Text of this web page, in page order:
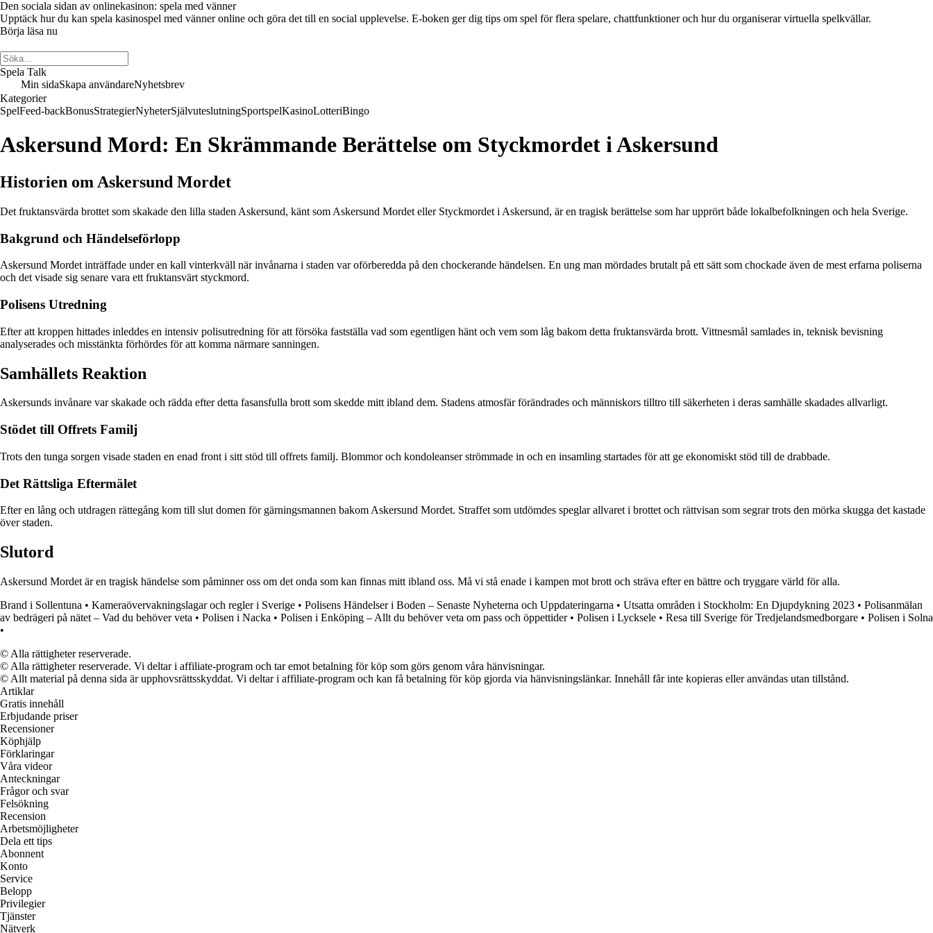
Den sociala sidan av onlinekasinon: spela med vänner
Upptäck hur du kan spela kasinospel med vänner online och göra det till en social upplevelse. E-boken ger dig tips om spel för flera spelare, chattfunktioner och hur du organiserar virtuella spelkvällar.
Börja läsa nu
Spela Talk
Min sidaSkapa användareNyhetsbrev
Kategorier
SpelFeed-backBonusStrategierNyheterSjälvuteslutningSportspelKasinoLotteriBingo
Askersund Mord: En Skrämmande Berättelse om Styckmordet i Askersund
Historien om Askersund Mordet
Det fruktansvärda brottet som skakade den lilla staden Askersund, känt som Askersund Mordet eller Styckmordet i Askersund, är en tragisk berättelse som har upprört både lokalbefolkningen och hela Sverige.
Bakgrund och Händelseförlopp
Askersund Mordet inträffade under en kall vinterkväll när invånarna i staden var oförberedda på den chockerande händelsen. En ung man mördades brutalt på ett sätt som chockade även de mest erfarna poliserna
och det visade sig senare vara ett fruktansvärt styckmord.
Polisens Utredning
Efter att kroppen hittades inleddes en intensiv polisutredning för att försöka fastställa vad som egentligen hänt och vem som låg bakom detta fruktansvärda brott. Vittnesmål samlades in, teknisk bevisning
analyserades och misstänkta förhördes för att komma närmare sanningen.
Samhällets Reaktion
Askersunds invånare var skakade och rädda efter detta fasansfulla brott som skedde mitt ibland dem. Stadens atmosfär förändrades och människors tilltro till säkerheten i deras samhälle skadades allvarligt.
Stödet till Offrets Familj
Trots den tunga sorgen visade staden en enad front i sitt stöd till offrets familj. Blommor och kondoleanser strömmade in och en insamling startades för att ge ekonomiskt stöd till de drabbade.
Det Rättsliga Eftermälet
Efter en lång och utdragen rättegång kom till slut domen för gärningsmannen bakom Askersund Mordet. Straffet som utdömdes speglar allvaret i brottet och rättvisan som segrar trots den mörka skugga det kastade
över staden.
Slutord
Askersund Mordet är en tragisk händelse som påminner oss om det onda som kan finnas mitt ibland oss. Må vi stå enade i kampen mot brott och sträva efter en bättre och tryggare värld för alla.
Brand i Sollentuna • Kameraövervakningslagar och regler i Sverige • Polisens Händelser i Boden – Senaste Nyheterna och Uppdateringarna • Utsatta områden i Stockholm: En Djupdykning 2023 • Polisanmälan
av bedrägeri på nätet – Vad du behöver veta • Polisen i Nacka • Polisen i Enköping – Allt du behöver veta om pass och öppettider• Polisen i Lycksele • Resa till Sverige för Tredjelandsmedborgare • Polisen i Solna
•
© Alla rättigheter reserverade.
© Alla rättigheter reserverade. Vi deltar i affiliate-program och tar emot betalning för köp som görs genom våra hänvisningar.
© Allt material på denna sida är upphovsrättsskyddat. Vi deltar i affiliate-program och kan få betalning för köp gjorda via hänvisningslänkar. Innehåll får inte kopieras eller användas utan tillstånd.
Artiklar
Gratis innehåll
Erbjudande priser
Recensioner
Köphjälp
Förklaringar
Våra videor
Anteckningar
Frågor och svar
Felsökning
Recension
Arbetsmöjligheter
Dela ett tips
Abonnent
Konto
Service
Belopp
Privilegier
Tjänster
Nätverk